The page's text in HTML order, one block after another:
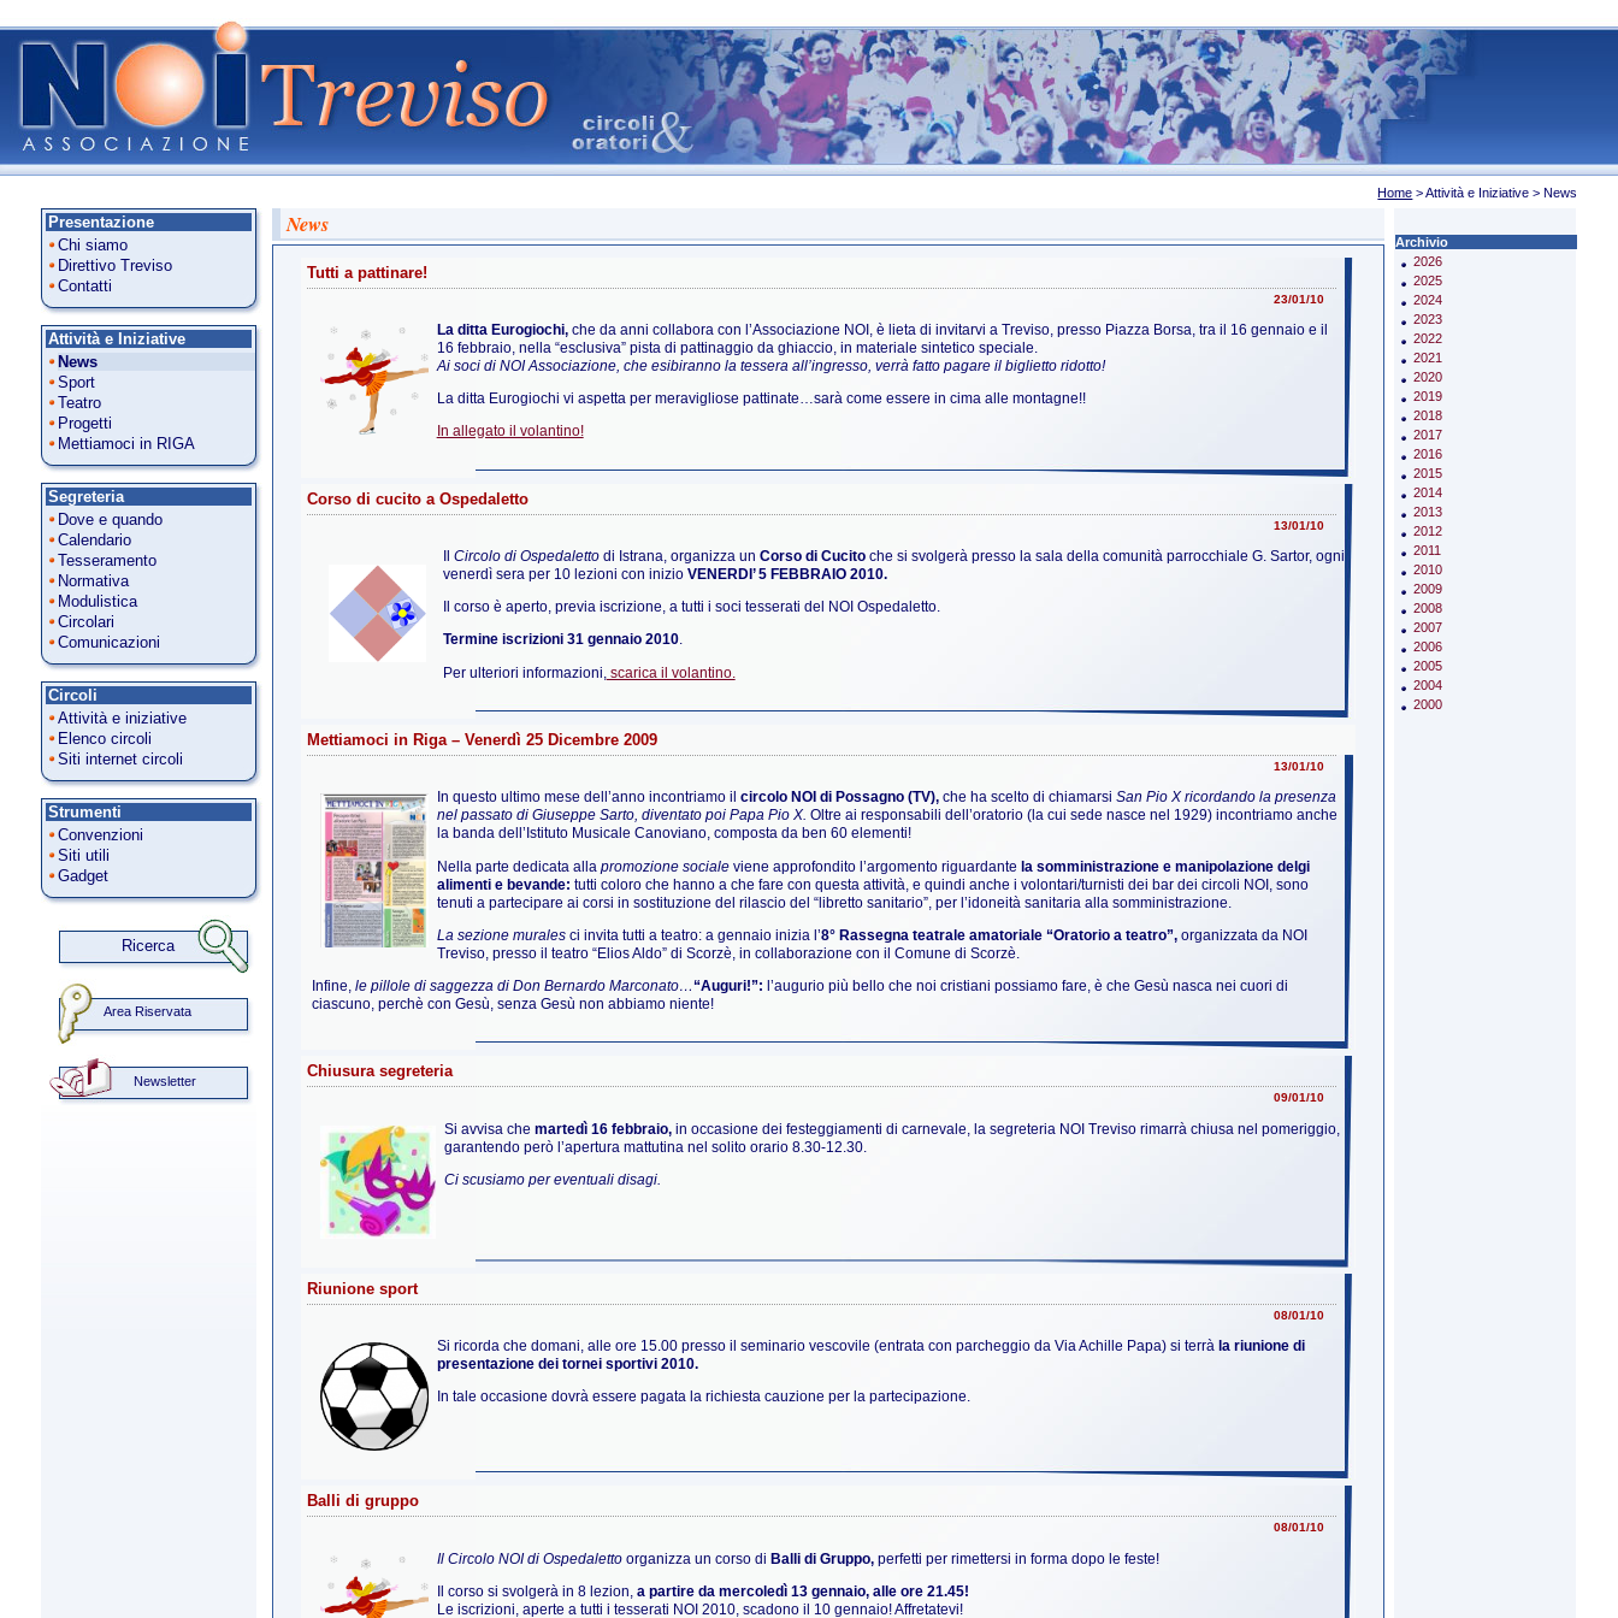
Home > Attività e Iniziative >News
Presentazione
Chi siamo
Direttivo Treviso
Contatti
Attività e Iniziative
News
Sport
Teatro
Progetti
Mettiamoci in RIGA
Segreteria
Dove e quando
Calendario
Tesseramento
Normativa
Modulistica
Circolari
Comunicazioni
Circoli
Attività e iniziative
Elenco circoli
Siti internet circoli
Strumenti
Convenzioni
Siti utili
Gadget
Ricerca
Area Riservata
Newsletter
News
Tutti a pattinare!
23/01/10
La ditta Eurogiochi,che da anni collabora con l’Associazione NOI, è lieta di invitarvi a Treviso, presso Piazza Borsa, tra il 16 gennaio e il
16 febbraio, nella “esclusiva” pista di pattinaggio da ghiaccio, in materiale sintetico speciale.
Ai soci di NOI Associazione, che esibiranno la tessera all’ingresso, verrà fatto pagare il biglietto ridotto!
La ditta Eurogiochi vi aspetta per meravigliose pattinate…sarà come essere in cima alle montagne!!
In allegato il volantino!
Corso di cucito a Ospedaletto
13/01/10
Circolo di Ospedalettodi Istrana, organizza un Corso di Cucito che si svolgerà presso la sala della comunità parrocchiale G. Sartor, ogni
venerdì sera per 10 lezioni con inizio VENERDI’ 5 FEBBRAIO 2010.
Il corso è aperto, previa iscrizione, a tutti i soci tesserati del NOI Ospedaletto.
Termine iscrizioni 31 gennaio 2010.
Per ulteriori informazioni, scarica il volantino.
Mettiamoci in Riga – Venerdì 25 Dicembre 2009
13/01/10
In questo ultimo mese dell’anno incontriamo il circolo NOI di Possagno (TV),che ha scelto di chiamarsi San Pio X ricordando la presenza
nel passato di Giuseppe Sarto, diventato poi Papa Pio X. Oltre ai responsabili dell’oratorio (la cui sede nasce nel 1929) incontriamo anche
la banda dell’Istituto Musicale Canoviano, composta da ben 60 elementi!
Nella parte dedicata alla promozione socialeviene approfondito l’argomento riguardante la somministrazione e manipolazione delgi
alimenti e bevande: tutti coloro che hanno a che fare con questa attività, e quindi anche i volontari/turnisti dei bar dei circoli NOI, sono
tenuti a partecipare ai corsi in sostituzione del rilascio del “libretto sanitario”, per l’idoneità sanitaria alla somministrazione.
La sezione muralesci invita tutti a teatro: a gennaio inizia l’8° Rassegna teatrale amatoriale “Oratorio a teatro”, organizzata da NOI
Treviso, presso il teatro “Elios Aldo” di Scorzè, in collaborazione con il Comune di Scorzè.
Infine, le pillole di saggezza di Don Bernardo Marconato…“Auguri!”: l’augurio più bello che noi cristiani possiamo fare, è che Gesù nasca nei cuori di
ciascuno, perchè con Gesù, senza Gesù non abbiamo niente!
Chiusura segreteria
09/01/10
Si avvisa che martedì 16 febbraio,in occasione dei festeggiamenti di carnevale, la segreteria NOI Treviso rimarrà chiusa nel pomeriggio,
garantendo però l’apertura mattutina nel solito orario 8.30-12.30.
Ci scusiamo per eventuali disagi.
Riunione sport
08/01/10
Si ricorda che domani, alle ore 15.00 presso il seminario vescovile (entrata con parcheggio da Via Achille Papa) si terrà la riunione di
presentazione dei tornei sportivi 2010.
In tale occasione dovrà essere pagata la richiesta cauzione per la partecipazione.
Balli di gruppo
08/01/10
Il Circolo NOI di Ospedalettoorganizza un corso di Balli di Gruppo, perfetti per rimettersi in forma dopo le feste!
Il corso si svolgerà in 8 lezion, a partire da mercoledì 13 gennaio, alle ore 21.45!
Le iscrizioni, aperte a tutti i tesserati NOI 2010, scadono il 10 gennaio! Affretatevi!
Archivio
2026
2025
2024
2023
2022
2021
2020
2019
2018
2017
2016
2015
2014
2013
2012
2011
2010
2009
2008
2007
2006
2005
2004
2000